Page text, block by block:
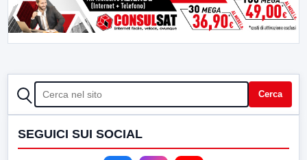
CERCA Cerca
SEGUICI SUI SOCIAL